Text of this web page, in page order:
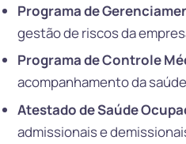
Programa de
gestão de riscos da
Programa de Controle
acompanhamento da
Atestado de Saúde
admissionais e